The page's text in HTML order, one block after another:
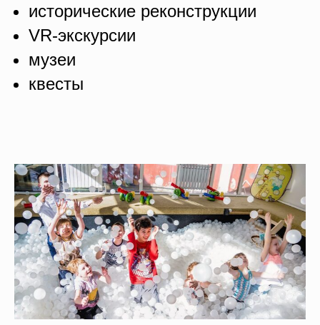
исторические реконструкции
VR-экскурсии
музеи
квесты